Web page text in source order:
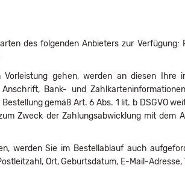
des folgenden Anbieters zur Verfügung:
gehen, werden an diesen Ihre
Bank- und
gemäß Art. 6 Abs. 1 lit. b DSGVO
Zweck der Zahlungsabwicklung mit dem
werden Sie im Bestellablauf auch
Ort, Geburtsdatum, E-Mail-Adresse,